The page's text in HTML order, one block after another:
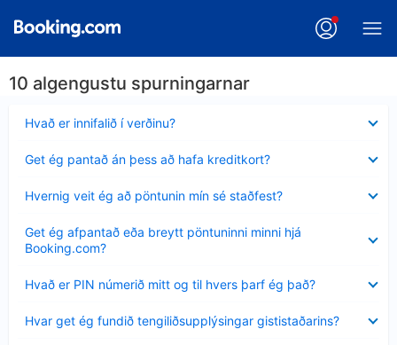
10 algengustu spurningarnar
Hvað er innifalið í verðinu?
sýnt
Get ég pantað án þess að hafa kreditkort?
sýnt
Hvernig veit ég að pöntunin mín sé staðfest?
sýnt
Get ég afpantað eða breytt pöntuninni minni hjá
Booking.com?
sýnt
Hvað er PIN númerið mitt og til hvers þarf ég það?
sýnt
Hvar get ég fundið tengiliðsupplýsingar gististaðarins?
sýnt